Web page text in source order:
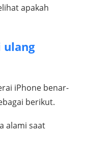
apakah
ulang
iPhone benar-
berikut.
alami saat